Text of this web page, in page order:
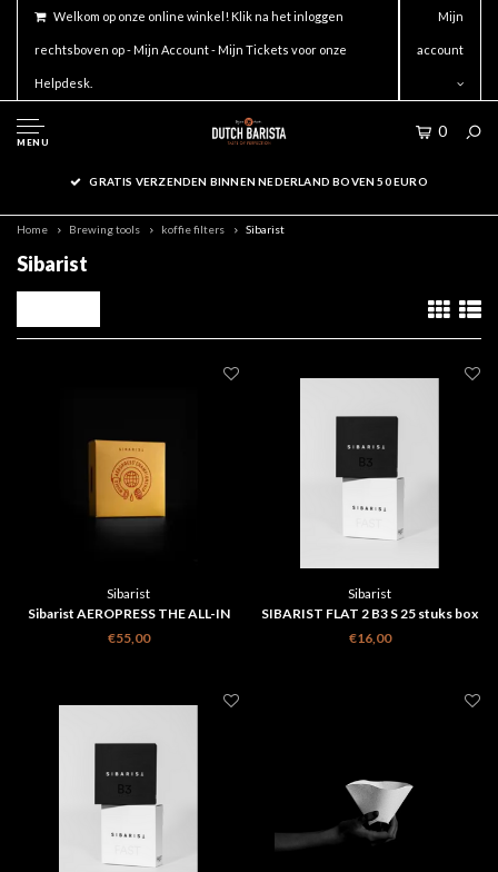
Welkom op onze online winkel! Klik na het inloggen
rechtsboven op - Mijn Account - Mijn Tickets voor onze
Helpdesk.
Mijn
account
MENU
0
GRATIS VERZENDEN BINNEN NEDERLAND BOVEN 50 EURO
Home Brewing tools koffie filters Sibarist
Sibarist
Sibarist
Sibarist AEROPRESS THE ALL-IN
PACK
€55,00
Sibarist
SIBARIST FLAT 2 B3 S 25 stuks box
€16,00